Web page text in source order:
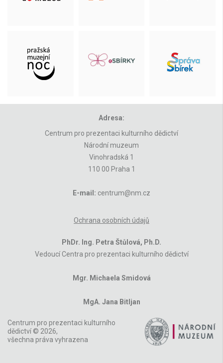
Adresa:
Centrum pro prezentaci kulturního dědictví
Národní muzeum
Vinohradská 1
110 00 Praha 1
E-mail: centrum@nm.cz
Ochrana osobních údajů
PhDr. Ing. Petra Štůlová, Ph.D.
Vedoucí Centra pro prezentaci kulturního dědictví
Mgr. Michaela Smidová
MgA. Jana Bitljan
Centrum pro prezentaci kulturního
dědictví © 2026,
všechna práva vyhrazena